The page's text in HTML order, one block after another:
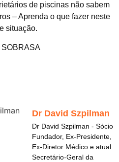
de piscinas não sabem
– Aprenda o que fazer neste
situação.
SOBRASA
Dr David Szpilman
Dr David Szpilman - Sócio
Fundador, Ex-Presidente,
Ex-Diretor Médico e atual
Secretário-Geral da